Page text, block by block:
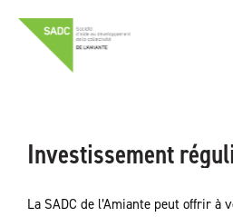
Investissement
La SADC de l’Amiante peut offrir à